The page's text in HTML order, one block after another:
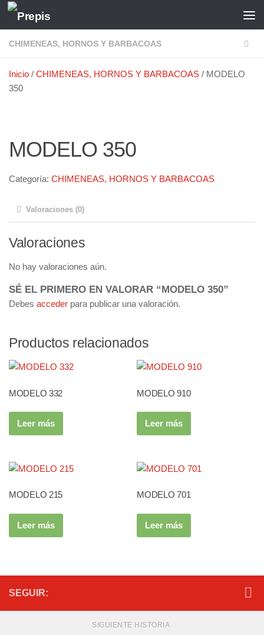
Saltar al contenido
CHIMENEAS, HORNOS Y BARBACOAS
Inicio / CHIMENEAS, HORNOS Y BARBACOAS / MODELO
350
MODELO 350
Categoría: CHIMENEAS, HORNOS Y BARBACOAS
Valoraciones (0)
Valoraciones
No hay valoraciones aún.
SÉ EL PRIMERO EN VALORAR “MODELO 350”
Debes acceder para publicar una valoración.
Productos relacionados
MODELO 332
Leer más
MODELO 910
Leer más
MODELO 215
Leer más
MODELO 701
Leer más
SEGUIR:
SIGUIENTE HISTORIA